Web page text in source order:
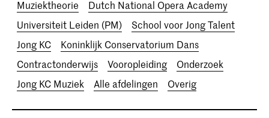
Muziektheorie
Dutch National Opera Academy
Universiteit Leiden (PM)
School voor Jong Talent
Jong KC
Koninklijk Conservatorium Dans
Contractonderwijs
Vooropleiding
Onderzoek
Jong KC Muziek
Alle afdelingen Overig